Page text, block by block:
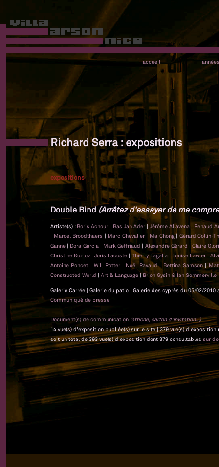
accueil années
Richard Serra : expositions
expositions
Double Bind (Arrêtez d'essayer de me
Artiste(s) : Boris Achour | Bas Jan Ader | Jérôme Allavena | Renaud
| Marcel Broodthaers | Marc Chevalier | Ma Chong| Gérard Collin-
Ganne | Dora Garcia | Mark Geffriaud | Alexandre Gérard |Claire
Christine Kozlov |Joris Lacoste | Thierry Lagalla | Louise Lawler |
Antoine Poncet |Will Potter | Noël Ravaud| Bettina Samson|
Constructed World | Art & Language |Brion Gysin & Ian Sommerville
Galerie Carrée | Galerie du patio | Galerie des cyprès du 05/02/2010
Communiqué de presse
Document(s) de communication (affiche, carton d'invitation...)
14 vue(s) d'exposition publiée(s) sur le site | 379 vue(s) d'exposition
soit un total de 393 vue(s) d'exposition dont 379 consultables sur